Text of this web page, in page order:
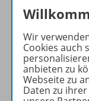
Wir
Cookies auch
anbieten zu
Webseite zu
Daten zu